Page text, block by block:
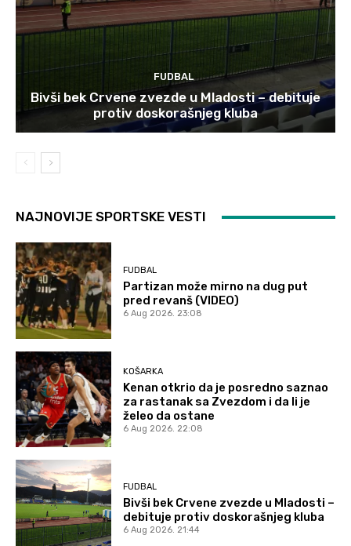
FUDBAL
Bivši bek Crvene zvezde u Mladosti – debituje
protiv doskorašnjeg kluba
NAJNOVIJE SPORTSKE VESTI
FUDBAL
Partizan može mirno na dug put
pred revanš (VIDEO)
6 Aug 2026. 23:08
KOŠARKA
Kenan otkrio da je posredno saznao
za rastanak sa Zvezdom i da li je
želeo da ostane
6 Aug 2026. 22:08
FUDBAL
Bivši bek Crvene zvezde u Mladosti –
debituje protiv doskorašnjeg kluba
6 Aug 2026. 21:44